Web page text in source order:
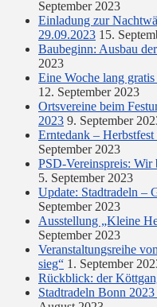
September 2023
Einladung zur
29.09.2023 15.
Baubeginn: Ausbau
2023
Eine Woche lang
12. September 2023
Ortsvereine beim
2023 9. September
Erntedank – Herbstfest
September 2023
PSD-Vereinspreis: Wir
5. September 2023
Update: Stadtradeln –
September 2023
Ausstellung „Kleine
September 2023
Veranstaltungsreihe
sieg“ 1. September
Rückblick: der
Stadtradeln Bonn